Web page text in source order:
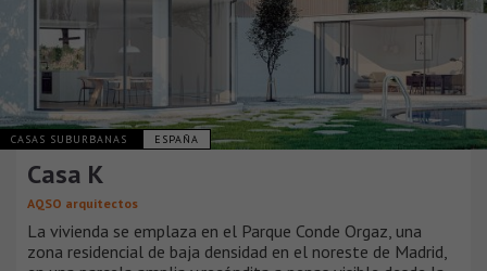
CASAS SUBURBANAS ESPAÑA
Casa K
AQSO arquitectos
La vivienda se emplaza en el Parque Conde Orgaz, una
zona residencial de baja densidad en el noreste de Madrid,